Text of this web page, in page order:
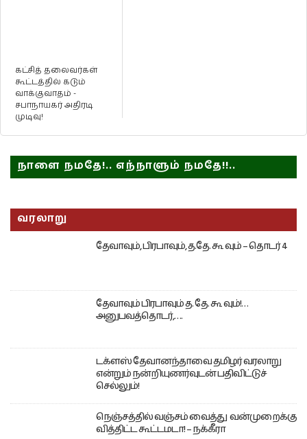
கட்சித் தலைவர்கள்
கூட்டத்தில் கடும்
வாக்குவாதம் -
சபாநாயகர் அதிரடி
முடிவு!
நாளை நமதே!.. எந்நாளும் நமதே!!..
வரலாறு
தேவாவும், பிரபாவும், த.தே. கூ வும் – தொடர் 4
தேவாவும் பிரபாவும் த. தே. கூ வும்!…
அனுபவத்தொடர்,….
டக்ளஸ் தேவானந்தாவை தமிழர் வரலாறு
என்றும் நன்றியுணர்வுடன் பதிவிட்டுச்
செல்லும்!
நெஞ்சத்தில் வஞ்சம் வைத்து வன்முறைக்கு
வித்திட்ட கூட்டமடா! – நக்கீரா